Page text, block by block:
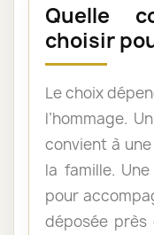
Quelle
choisir
Le choix
l’hommage.
convient à
la famille.
pour
déposée près